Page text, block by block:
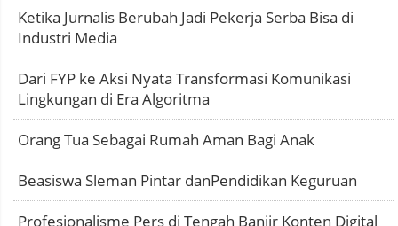
Ketika Jurnalis Berubah Jadi Pekerja Serba Bisa di
Industri Media
Dari FYP ke Aksi Nyata Transformasi Komunikasi
Lingkungan di Era Algoritma
Orang Tua Sebagai Rumah Aman Bagi Anak
Beasiswa Sleman Pintar danPendidikan Keguruan
Profesionalisme Pers di Tengah Banjir Konten Digital